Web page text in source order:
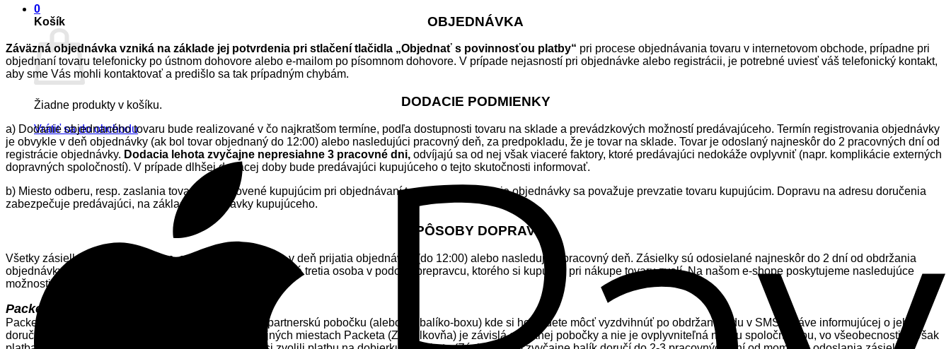
0
Košík
Žiadne produkty v košíku.
Vrátiť sa do obchodu
OBJEDNÁVKA
Záväzná objednávka vzniká na základe jej potvrdenia pri stlačení tlačidla „Objednať s povinnosťou platby“ pri procese objednávania tovaru v internetovom obchode, prípadne pri
objednaní tovaru telefonicky po ústnom dohovore alebo e-mailom po písomnom dohovore. V prípade nejasností pri objednávke alebo registrácii, je potrebné uviesť váš telefonický kontakt,
aby sme Vás mohli kontaktovať a predišlo sa tak prípadným chybám.
DODACIE PODMIENKY
a) Dodanie objednaného tovaru bude realizované v čo najkratšom termíne, podľa dostupnosti tovaru na sklade a prevádzkových možností predávajúceho. Termín registrovania objednávky
je obvykle v deň objednávky (ak bol tovar objednaný do 12:00) alebo nasledujúci pracovný deň, za predpokladu, že je tovar na sklade. Tovar je odoslaný najneskôr do 2 pracovných dní od
registrácie objednávky. Dodacia lehota zvyčajne nepresiahne 3 pracovné dni, odvíjajú sa od nej však viaceré faktory, ktoré predávajúci nedokáže ovplyvniť (napr. komplikácie externých
dopravných spoločností). V prípade dlhšej dodacej doby bude predávajúci kupujúceho o tejto skutočnosti informovať.
b) Miesto odberu, resp. zaslania tovaru je stanovené kupujúcim pri objednávaní tovaru. Za vybavenie objednávky sa považuje prevzatie tovaru kupujúcim. Dopravu na adresu doručenia
zabezpečuje predávajúci, na základe objednávky kupujúceho.
SPÔSOBY DOPRAVY
Všetky zásielky, ktoré sú skladom, odosielame väčšinou v deň prijatia objednávky (do 12:00) alebo nasledujúci pracovný deň. Zásielky sú odosielané najneskôr do 2 dní od obdržania
objednávky. Po odoslaní zásielky je za dopravu zodpovedá tretia osoba v podobe prepravcu, ktorého si kupujúci pri nákupe tovaru zvolí. Na našom e-shope poskytujeme nasledujúce
možnosti dopravy:
Packeta (Zásielkovňa)
Packeta (Zásielkovňa) doručí balík na vami vybranú partnerskú pobočku (alebo do balíko-boxu) kde si ho budete môcť vyzdvihnúť po obdržaní kódu v SMS správe informujúcej o jeho
doručení. Možnosť platby kartou pri prevzatí vo výdajných miestach Packeta (Zásielkovňa) je závislá od danej pobočky a nie je ovplyvniteľná našou spoločnosťou, vo všeobecnosti je však